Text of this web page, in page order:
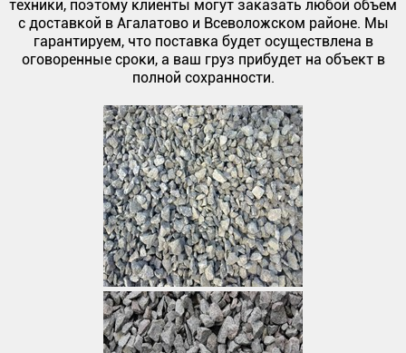
техники, поэтому клиенты могут заказать любой объем
с доставкой в Агалатово и Всеволожском районе. Мы
гарантируем, что поставка будет осуществлена в
оговоренные сроки, а ваш груз прибудет на объект в
полной сохранности.